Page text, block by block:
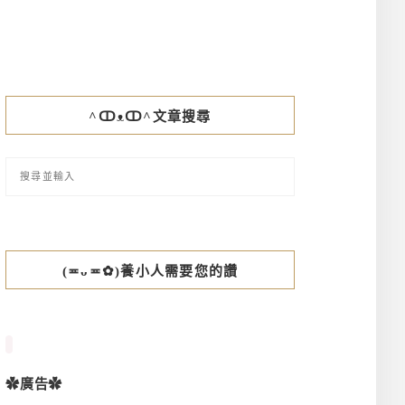
^ↀᴥↀ^文章搜尋
(≖ᴗ≖✿)養小人需要您的讚
✿廣告✿